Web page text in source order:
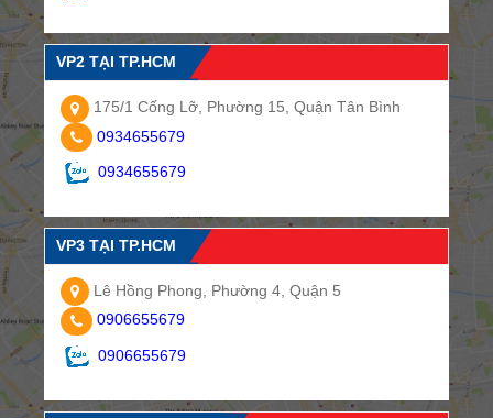
VP2 TẠI TP.HCM
175/1 Cống Lỡ, Phường 15, Quận Tân Bình
0934655679
0934655679
VP3 TẠI TP.HCM
Lê Hồng Phong, Phường 4, Quận 5
0906655679
0906655679